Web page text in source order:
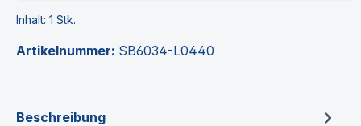
Inhalt: 1 Stk.
Artikelnummer: SB6034-L0440
Beschreibung